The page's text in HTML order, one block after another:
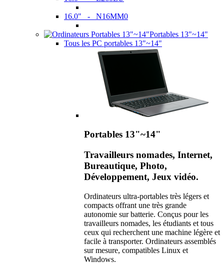
16.0" - N16MM0
Portables 13"~14"
Tous les PC portables 13"~14"
Portables 13"~14"
Travailleurs nomades, Internet,
Bureautique, Photo,
Développement, Jeux vidéo.
Ordinateurs ultra-portables très légers et
compacts offrant une très grande
autonomie sur batterie. Conçus pour les
travailleurs nomades, les étudiants et tous
ceux qui recherchent une machine légère et
facile à transporter. Ordinateurs assemblés
sur mesure, compatibles Linux et
Windows.